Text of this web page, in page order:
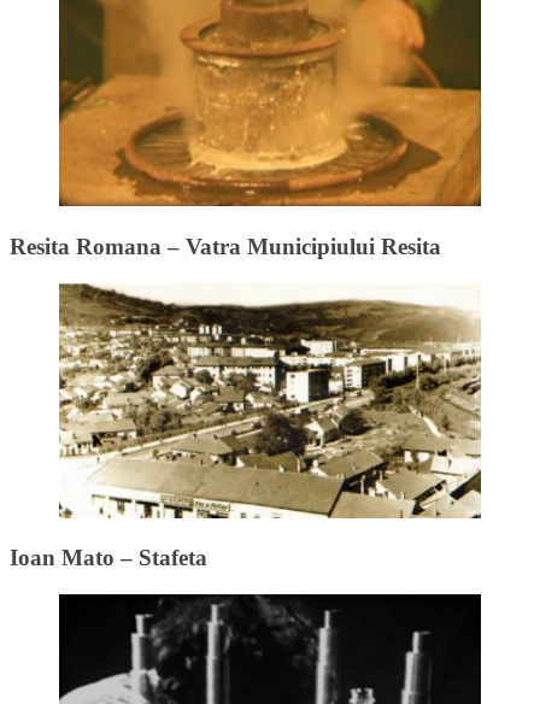
Resita Romana – Vatra Municipiului Resita
Ioan Mato – Stafeta